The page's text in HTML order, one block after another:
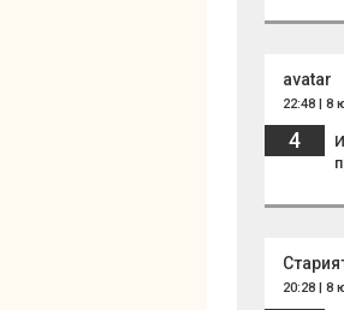
avatar
22:48 | 8
4
20:28 | 8